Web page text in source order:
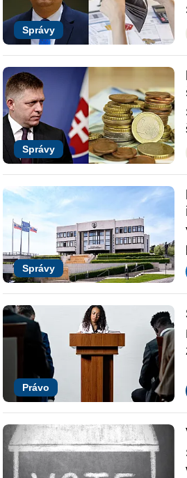
Správy
Správy
Správy
Právo